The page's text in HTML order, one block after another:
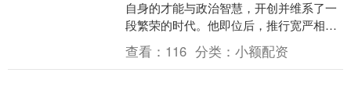
自身的才能与政治智慧，开创并维系了一
段繁荣的时代。他即位后，推行宽严相济
的治国方略，务实地推动富国强兵、整顿
吏治；在对待民....
查看： 116 分类： 小额配资